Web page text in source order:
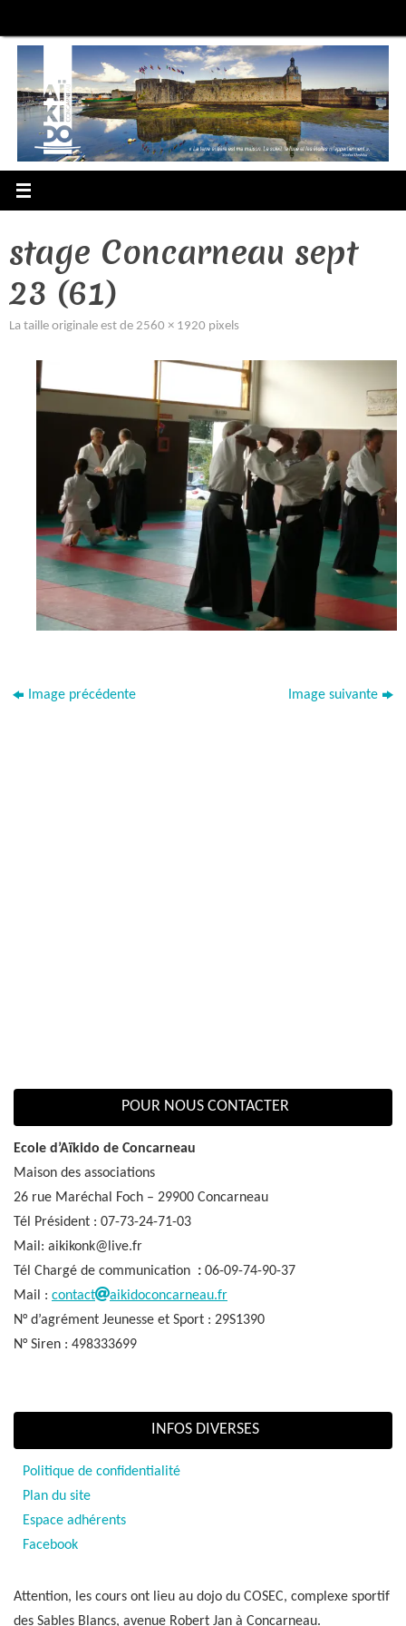
au
contenu
stage Concarneau sept
23 (61)
La taille originale est de 2560 × 1920 pixels
Image précédente Image suivante
POUR NOUS CONTACTER
Ecole d’Aïkido de Concarneau
Maison des associations
26 rue Maréchal Foch – 29900 Concarneau
Tél Président : 07-73-24-71-03
Mail: aikikonk@live.fr
Tél Chargé de communication : 06-09-74-90-37
Mail : contact
aikidoconcarneau.fr
N° d’agrément Jeunesse et Sport : 29S1390
N° Siren : 498333699
INFOS DIVERSES
Politique de confidentialité
Plan du site
Espace adhérents
Facebook
Attention, les cours ont lieu au dojo du COSEC, complexe sportif
des Sables Blancs, avenue Robert Jan à Concarneau.